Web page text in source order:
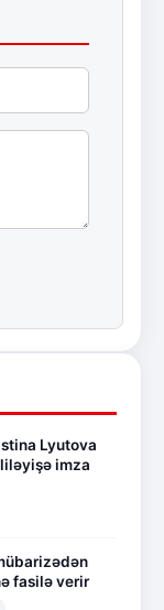
Lyutova
imza
fasilə verir